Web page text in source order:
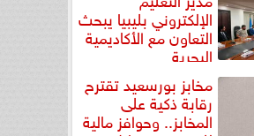
الإلكتروني بليبيا يبحث
التعاون مع الأكاديمية
البحرية
مخابز بورسعيد تقترح
رقابة ذكية على
المخابز.. وحوافز مالية